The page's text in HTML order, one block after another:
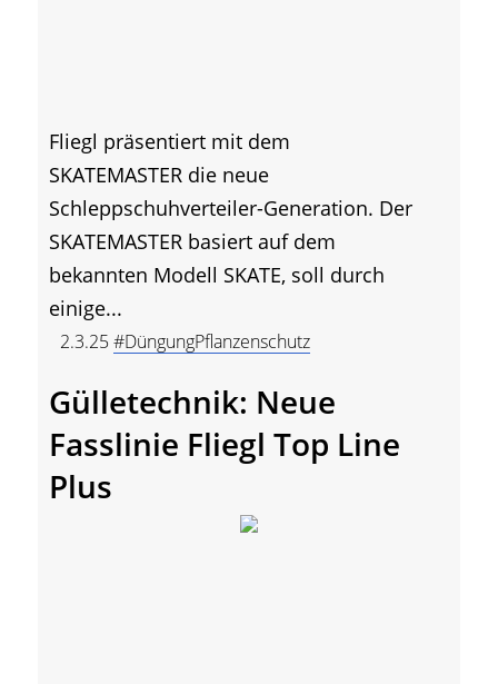
Fliegl präsentiert mit dem
SKATEMASTER die neue
Schleppschuhverteiler-Generation. Der
SKATEMASTER basiert auf dem
bekannten Modell SKATE, soll durch
einige...
2.3.25#DüngungPflanzenschutz
Gülletechnik: Neue
Fasslinie Fliegl Top Line
Plus